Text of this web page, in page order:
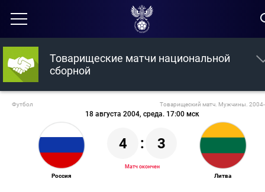
Товарищеские матчи национальной
сборной
Футбол
18 августа 2004, среда. 17:00 мск
Товарищеский матч. Мужчины.
Россия
4 : 3
Матч окончен
Литва